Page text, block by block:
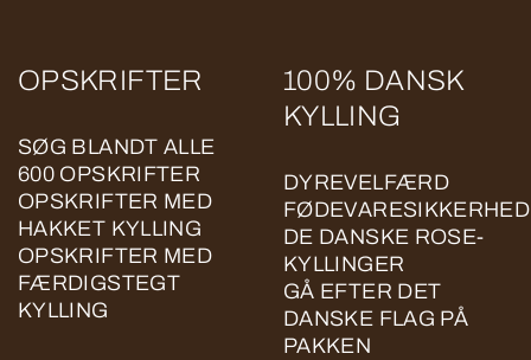
OPSKRIFTER
SØG BLANDT ALLE
600 OPSKRIFTER
OPSKRIFTER MED
HAKKET KYLLING
OPSKRIFTER MED
FÆRDIGSTEGT
KYLLING
100% DANSK
KYLLING
DYREVELFÆRD
FØDEVARESIKKERHED
DE DANSKE ROSE-
KYLLINGER
GÅ EFTER DET
DANSKE FLAG PÅ
PAKKEN